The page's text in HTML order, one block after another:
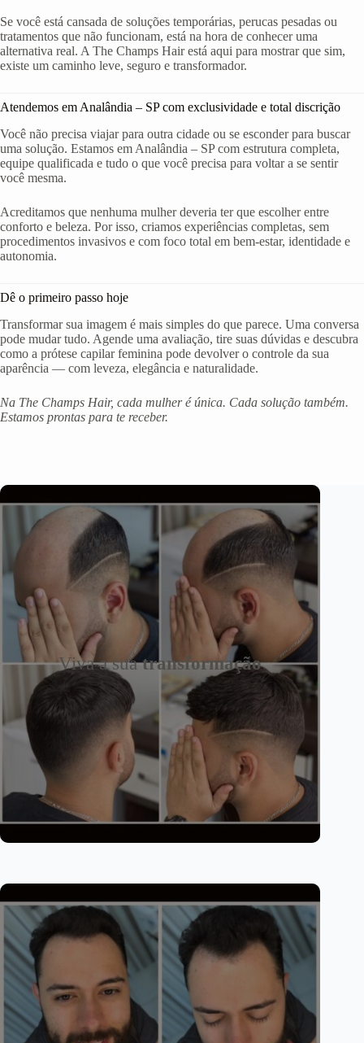
Se você está cansada de soluções temporárias, perucas pesadas ou
tratamentos que não funcionam, está na hora de conhecer uma
alternativa real. A The Champs Hair está aqui para mostrar que sim,
existe um caminho leve, seguro e transformador.
Atendemos em Analândia – SP com exclusividade e total discrição
Você não precisa viajar para outra cidade ou se esconder para buscar
uma solução. Estamos em Analândia – SP com estrutura completa,
equipe qualificada e tudo o que você precisa para voltar a se sentir
você mesma.
Acreditamos que nenhuma mulher deveria ter que escolher entre
conforto e beleza. Por isso, criamos experiências completas, sem
procedimentos invasivos e com foco total em bem-estar, identidade e
autonomia.
Dê o primeiro passo hoje
Transformar sua imagem é mais simples do que parece. Uma conversa
pode mudar tudo. Agende uma avaliação, tire suas dúvidas e descubra
como a prótese capilar feminina pode devolver o controle da sua
aparência — com leveza, elegância e naturalidade.
Na The Champs Hair, cada mulher é única. Cada solução também.
Estamos prontas para te receber.
Viva a suatransformação